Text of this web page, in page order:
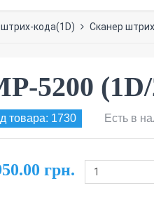
кода(1D) Сканер
5200
товара: 1730 Есть в
грн.